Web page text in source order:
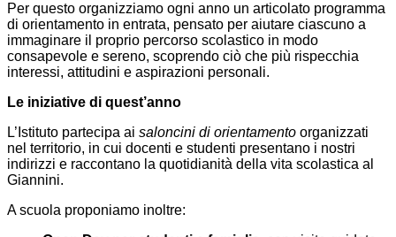
Per questo organizziamo ogni anno un articolato programma
di orientamento in entrata, pensato per aiutare ciascuno a
immaginare il proprio percorso scolastico in modo
consapevole e sereno, scoprendo ciò che più rispecchia
interessi, attitudini e aspirazioni personali.
Le iniziative di quest’anno
L’Istituto partecipa ai saloncini di orientamento organizzati
nel territorio, in cui docenti e studenti presentano i nostri
indirizzi e raccontano la quotidianità della vita scolastica al
Giannini.
A scuola proponiamo inoltre: